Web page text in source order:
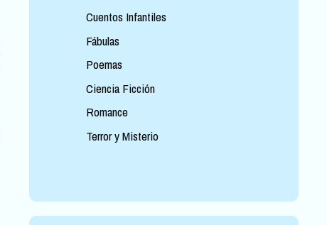
Cuentos Infantiles
Fábulas
Poemas
Ciencia Ficción
Romance
Terror y Misterio